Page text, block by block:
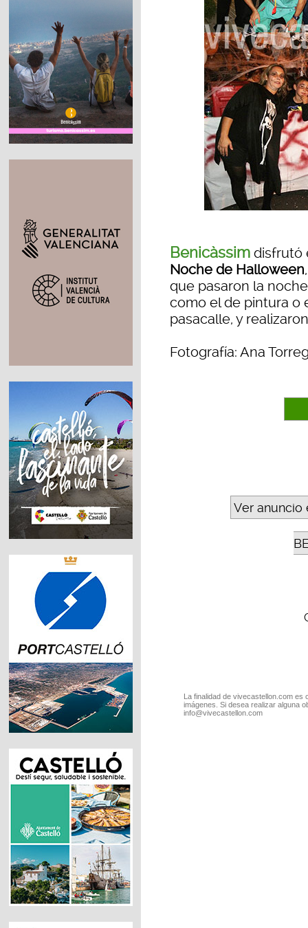
Benicàssim disfrutó
Noche de Halloween
que pasaron la
como el de pintura o
pasacalle, y
Fotografía: Ana
Ver anuncio
La finalidad de vivecastellon.com
imágenes. Si desea realizar alguna
info@vivecastellon.com